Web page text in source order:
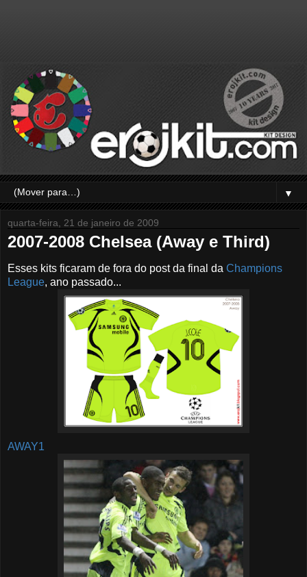
▼
quarta-feira, 21 de janeiro de 2009
2007-2008 Chelsea (Away e Third)
Esses kits ficaram de fora do post da final da Champions
League, ano passado...
AWAY1